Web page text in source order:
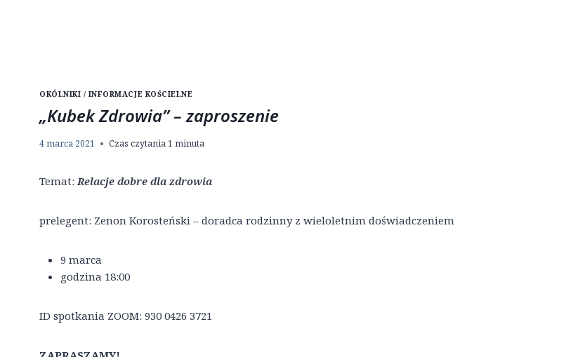
OKÓLNIKI / INFORMACJE KOŚCIELNE
„Kubek Zdrowia” – zaproszenie
4 marca 2021 Czas czytania1 minuta
Temat:Relacje dobre dla zdrowia
prelegent: Zenon Korosteński – doradca rodzinny z wieloletnim doświadczeniem
9 marca
godzina 18:00
ID spotkania ZOOM: 930 0426 3721